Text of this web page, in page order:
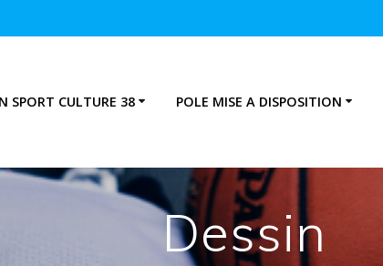
SPORT CULTURE 38 POLE MISE A DISPOSITION
Dessin